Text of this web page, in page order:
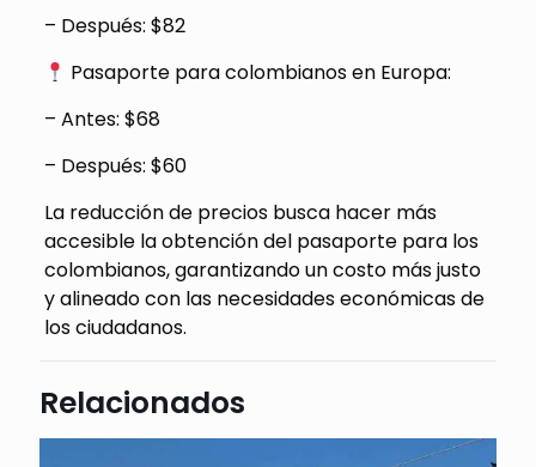
– Después: $82
Pasaporte para colombianos en Europa:
– Antes: $68
– Después: $60
La reducción de precios busca hacer más
accesible la obtención del pasaporte para los
colombianos, garantizando un costo más justo
y alineado con las necesidades económicas de
los ciudadanos.
Relacionados